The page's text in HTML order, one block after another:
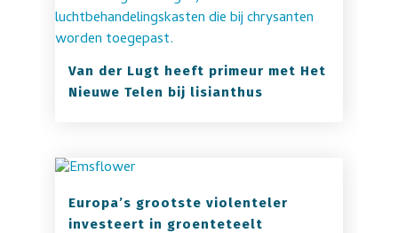
Van der Lugt heeft primeur met Het
Nieuwe Telen bij lisianthus
Europa’s grootste violenteler
investeert in groenteteelt